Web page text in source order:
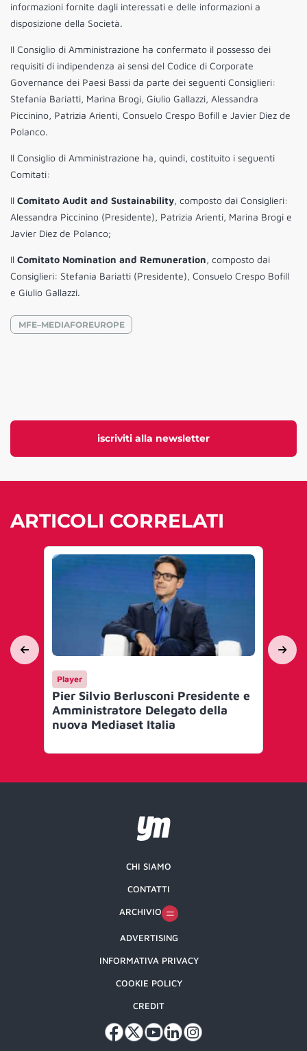
iscriviti alla newsletter
informazioni fornite dagli interessati e delle informazioni a
disposizione della Società.
Il Consiglio di Amministrazione ha confermato il possesso dei
requisiti di indipendenza ai sensi del Codice di Corporate
Governance dei Paesi Bassi da parte dei seguenti Consiglieri:
Stefania Bariatti, Marina Brogi, Giulio Gallazzi, Alessandra
Piccinino, Patrizia Arienti, Consuelo Crespo Bofill e Javier Diez de
Polanco.
Il Consiglio di Amministrazione ha, quindi, costituito i seguenti
Comitati:
Il Comitato Audit and Sustainability, composto dai Consiglieri:
Alessandra Piccinino (Presidente), Patrizia Arienti, Marina Brogi e
Javier Diez de Polanco;
Il Comitato Nomination and Remuneration, composto dai
Consiglieri: Stefania Bariatti (Presidente), Consuelo Crespo Bofill
e Giulio Gallazzi.
MFE–MEDIAFOREUROPE
ARTICOLI CORRELATI
Player
Pier Silvio Berlusconi Presidente e
Amministratore Delegato della
nuova Mediaset Italia
CHI SIAMO
CONTATTI
ARCHIVIO
ADVERTISING
INFORMATIVA PRIVACY
COOKIE POLICY
CREDIT